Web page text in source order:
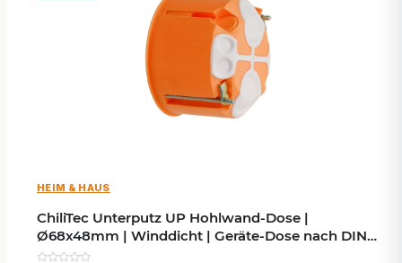
HEIM & HAUS
ChiliTec Unterputz UP Hohlwand-Dose |
Ø68x48mm | Winddicht | Geräte-Dose nach DIN
VDE 0606/EN 60670